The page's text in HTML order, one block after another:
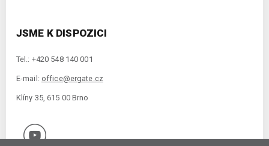
JSME K DISPOZICI
Tel.: +420 548 140 001
E-mail: office@ergate.cz
Klíny 35, 615 00 Brno